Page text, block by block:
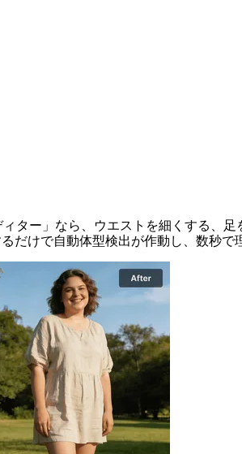
ター」なら、ウエストを細くする、
だけで自動体型検出が作動し、数秒で